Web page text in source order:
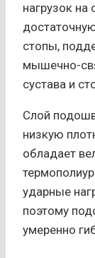
нагрузок на
стопы,
мышечно-
сустава и
Слой
низкую
обладает
ударные
поэтому
умеренно